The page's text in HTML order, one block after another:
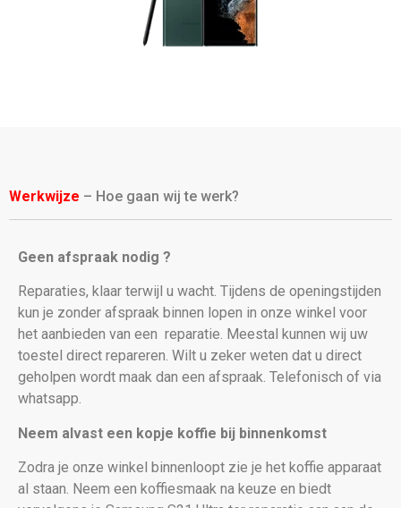
Werkwijze – Hoe gaan wij te werk?
Geen afspraak nodig ?
Reparaties, klaar terwijl u wacht. Tijdens de openingstijden
kun je zonder afspraak binnen lopen in onze winkel voor
het aanbieden van een reparatie. Meestal kunnen wij uw
toestel direct repareren. Wilt u zeker weten dat u direct
geholpen wordt maak dan een afspraak. Telefonisch of via
whatsapp.
Neem alvast een kopje koffie bij binnenkomst
Zodra je onze winkel binnenloopt zie je het koffie apparaat
al staan. Neem een koffiesmaak na keuze en biedt